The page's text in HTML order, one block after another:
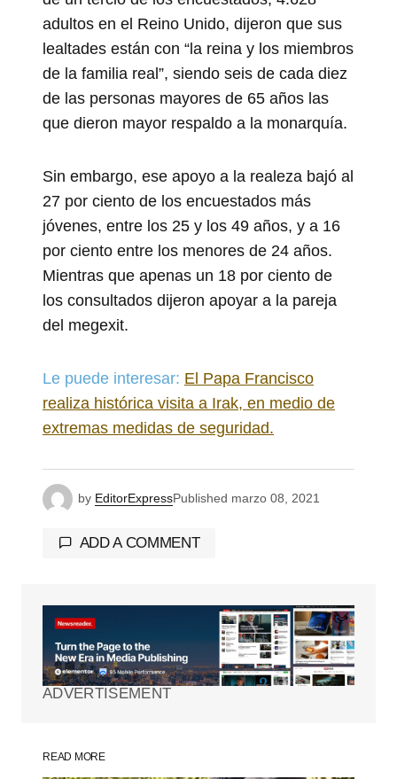
adultos en el Reino Unido, dijeron que sus
lealtades están con “la reina y los miembros
de la familia real”, siendo seis de cada diez
de las personas mayores de 65 años las
que dieron mayor respaldo a la monarquía.
Sin embargo, ese apoyo a la realeza bajó al
27 por ciento de los encuestados más
jóvenes, entre los 25 y los 49 años, y a 16
por ciento entre los menores de 24 años.
Mientras que apenas un 18 por ciento de
los consultados dijeron apoyar a la pareja
del megexit.
Le puede interesar: El Papa Francisco
realiza histórica visita a Irak, en medio de
extremas medidas de seguridad.
by EditorExpressPublished marzo 08, 2021
ADD A COMMENT
Tu dirección de correo electrónico no será
Los campos obligatorios están
marcados con*
ADVERTISEMENT
READ MORE